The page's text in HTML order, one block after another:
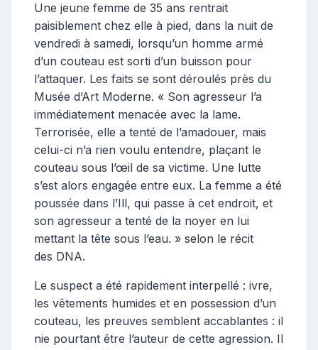
Une jeune femme de 35 ans rentrait
paisiblement chez elle à pied, dans la nuit de
vendredi à samedi, lorsqu’un homme armé
d’un couteau est sorti d’un buisson pour
l’attaquer. Les faits se sont déroulés près du
Musée d’Art Moderne. « Son agresseur l’a
immédiatement menacée avec la lame.
Terrorisée, elle a tenté de l’amadouer, mais
celui-ci n’a rien voulu entendre, plaçant le
couteau sous l’œil de sa victime. Une lutte
s’est alors engagée entre eux. La femme a été
poussée dans l’Ill, qui passe à cet endroit, et
son agresseur a tenté de la noyer en lui
mettant la tête sous l’eau. » selon le récit
des DNA.
Le suspect a été rapidement interpellé : ivre,
les vêtements humides et en possession d’un
couteau, les preuves semblent accablantes : il
nie pourtant être l’auteur de cette agression. Il